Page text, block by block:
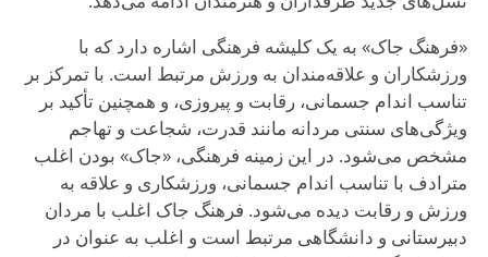
«فرهنگ جاک» به یک کلیشه فرهنگی اشاره دارد که با
ورزشکاران و علاقه‌مندان به ورزش مرتبط است. با تمرکز بر
تناسب اندام جسمانی، رقابت و پیروزی، و همچنین تأکید بر
ویژگی‌های سنتی مردانه مانند قدرت، شجاعت و تهاجم
مشخص می‌شود. در این زمینه فرهنگی، «جاک» بودن اغلب
مترادف با تناسب اندام جسمانی، ورزشکاری و علاقه به
ورزش و رقابت دیده می‌شود. فرهنگ جاک اغلب با مردان
دبیرستانی و دانشگاهی مرتبط است و اغلب به عنوان در